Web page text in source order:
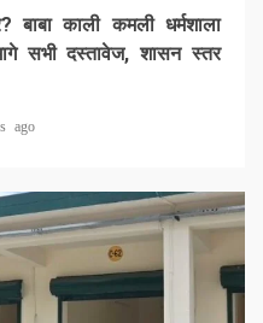
बाबा काली कमली धर्मशाला
सभी दस्तावेज, शासन स्तर
ago